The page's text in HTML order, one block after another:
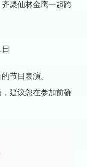
聚仙林金鹰一起跨
节目表演。
建议您在参加前确